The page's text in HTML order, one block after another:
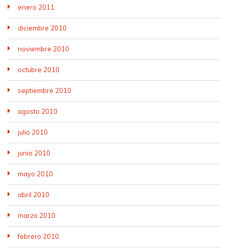
enero 2011
diciembre 2010
noviembre 2010
octubre 2010
septiembre 2010
agosto 2010
julio 2010
junio 2010
mayo 2010
abril 2010
marzo 2010
febrero 2010